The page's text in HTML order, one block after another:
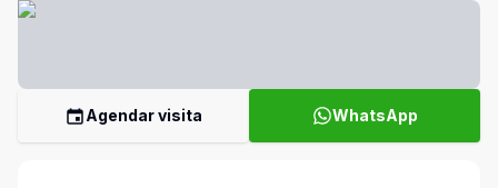
Agendar visita WhatsApp